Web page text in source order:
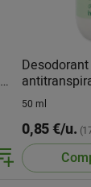
vera
50 ml
0,85 €/u.